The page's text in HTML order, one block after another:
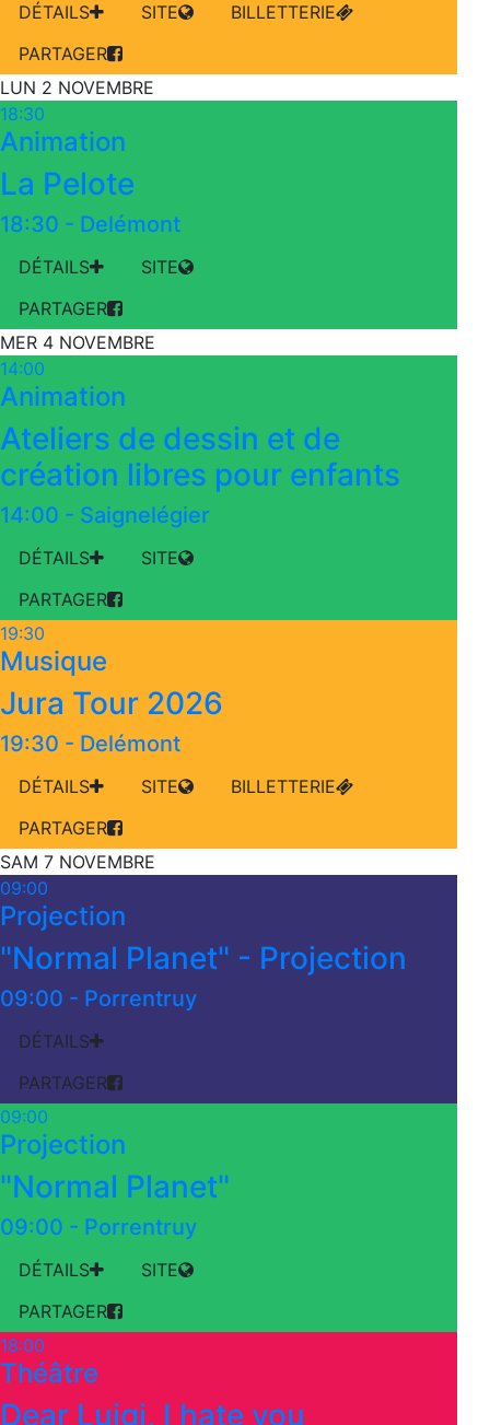
DÉTAILS SITE
BILLETTERIE
PARTAGER
LUN 2 NOVEMBRE
18:30
Animation
La Pelote
18:30 - Delémont
DÉTAILS
SITE
PARTAGER
MER 4 NOVEMBRE
14:00
Animation
Ateliers de dessin et de
création libres pour enfants
14:00 - Saignelégier
DÉTAILS
SITE
PARTAGER
19:30
Musique
Jura Tour 2026
19:30 - Delémont
DÉTAILS SITE
BILLETTERIE
PARTAGER
SAM 7 NOVEMBRE
09:00
Projection
"Normal Planet" - Projection
09:00 - Porrentruy
DÉTAILS
PARTAGER
09:00
Projection
"Normal Planet"
09:00 - Porrentruy
DÉTAILS
SITE
PARTAGER
18:00
Théâtre
Dear Luigi, I hate you